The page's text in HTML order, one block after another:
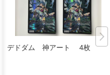
デドダム 神アート 4枚